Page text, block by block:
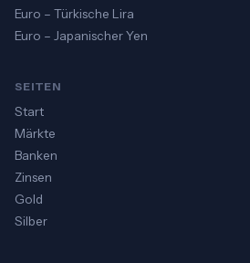
Euro – Türkische Lira
Euro – Japanischer Yen
SEITEN
Start
Märkte
Banken
Zinsen
Gold
Silber